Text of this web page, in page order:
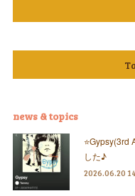
news & topics
⭐️Gypsy(3rd
した♪
2026.06.20